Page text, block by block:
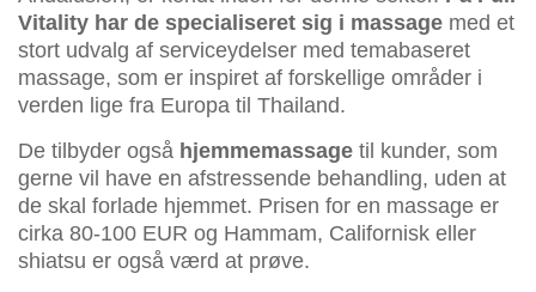
Vitality har de specialiseret sig i massage med et
stort udvalg af serviceydelser med temabaseret
massage, som er inspiret af forskellige områder i
verden lige fra Europa til Thailand.
De tilbyder også hjemmemassage til kunder, som
gerne vil have en afstressende behandling, uden at
de skal forlade hjemmet. Prisen for en massage er
cirka 80-100 EUR og Hammam, Californisk eller
shiatsu er også værd at prøve.